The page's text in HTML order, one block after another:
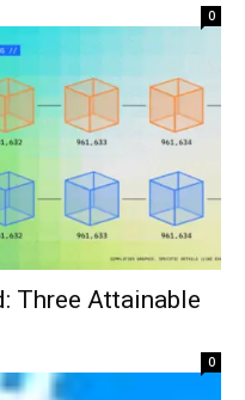
0
Three Attainable
0